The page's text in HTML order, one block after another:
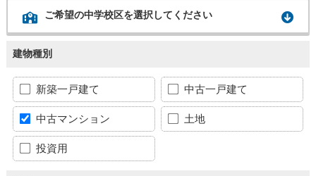
ご希望の中学校区を選択してください
建物種別
新築一戸建て 中古一戸建て
中古マンション 土地
投資用